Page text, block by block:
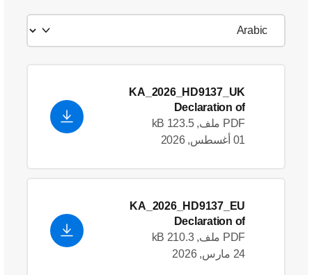
KA_2026_HD9137_UK
Declaration of
Conformity_en_US - English
(US)
PDF ملف, 123.5 kB
01 أغسطس, 2026
KA_2026_HD9137_EU
Declaration of
Conformity_en_GB - English
(US)
PDF ملف, 210.3 kB
24 مارس, 2026